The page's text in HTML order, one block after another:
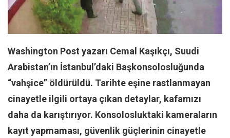
Facebook
Instagram
Editörden
Kemal Özer
Mahmut Toptaş
Yvonne Ridley
Washington Post yazarı Cemal Kaşıkçı, Suudi
Arabistan’ın İstanbul’daki Başkonsolosluğunda
“vahşice” öldürüldü. Tarihte eşine rastlanmayan
cinayetle ilgili ortaya çıkan detaylar, kafamızı
daha da karıştırıyor. Konsolosluktaki kameraların
kayıt yapmaması, güvenlik güçlerinin cinayetle